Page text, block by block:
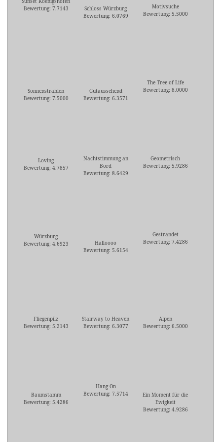
Bewertung: 7.7143
Schloss Würzburg
Bewertung: 6.0769
Motivsuche
Bewertung: 5.5000
Sonnenstrahlen
Bewertung: 7.5000
Gutaussehend
Bewertung: 6.3571
The Tree of Life
Bewertung: 8.0000
Loving
Bewertung: 4.7857
Nachtstimmung an
Bord
Bewertung: 8.6429
Geometrisch
Bewertung: 5.9286
Würzburg
Bewertung: 4.6923
Halloooo
Bewertung: 5.6154
Gestrandet
Bewertung: 7.4286
Fliegenpilz
Bewertung: 5.2143
Stairway to Heaven
Bewertung: 6.3077
Alpen
Bewertung: 6.5000
Baumstamm
Bewertung: 5.4286
Hang On
Bewertung: 7.5714
Ein Moment für die
Ewigkeit
Bewertung: 4.9286